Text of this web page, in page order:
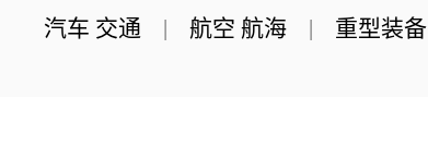
汽车 交通 | 航空 航海 | 重型装备